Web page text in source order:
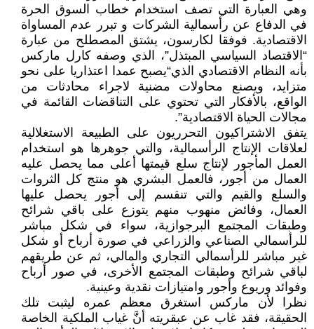
وهي العبارة التي تصف استخدام خطاب السوق الحرة
في الدفاع عن رأسمالية الشركات و تبرر عدم المساواة
الاقتصادية. فوفقا لكارسون، يشتق المصطلح من عبارة
“الاقتصاد السياسي المبتذل”، الذي وصفه كارل ماركس
بأنه النظام الاقتصادي الذي“يصبح عمدا اعتذاريا على نحو
متزايد، ويصنع محاولات مضنية لاجراء محادثات من
الواقع، بالأفكار التي تحتوي على التناقضات القائمة في
مجالات الحياة الاقتصادية”.
يتفق الاشتراكيون التحرريون على الطبيعة الاستغلالية
لعلاقات الإنتاج الرأسمالية، والتي جوهرها هو استخدام
العمل المأجور لإنتاج سلع قيمتها أعلى مما يحصل عليه
العمال من أجور، فالعمل البشري هو منتج كل الثروات
والسلع والقيم والتي تنقسم إلى أجور يحصل عليها
العمال، وفائض منهوب منهم يتوزع على باقي شرائح
وطبقات المجتمع البرجوازية، سواء في شكل مباشر
للرأسمالي الصناعي والزراعي في صورة أرباح أو شكل
غير مباشر للرأسمالي التجاري والمالي، ثم عن طريقهم
لباقي شرائح وطبقات المجتمع الأخرى، في صور أرباح
وفوائد وريوع وأجور وامتيازات نقدية وعينية.
نظرا لأن ماركس استغرق معظم عمره ليثبت تلك
الحقيقة، فقد غاب عن عبقريته أنَّ غياب الملكية الخاصة